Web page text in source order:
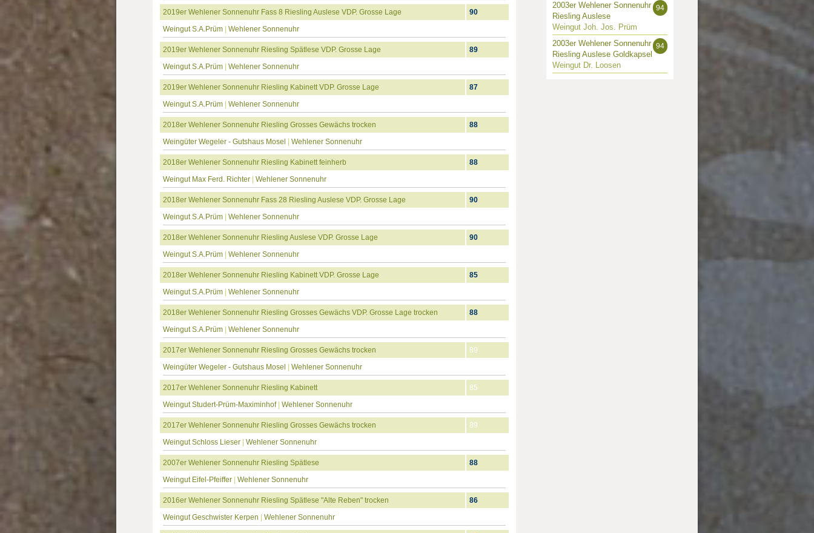
2019er Wehlener Sonnenuhr Fass 8 Riesling Auslese VDP. Grosse Lage
90
Weingut S.A.Prüm
Wehlener Sonnenuhr
2019er Wehlener Sonnenuhr Riesling Spätlese VDP. Grosse Lage
89
Weingut S.A.Prüm
Wehlener Sonnenuhr
2019er Wehlener Sonnenuhr Riesling Kabinett VDP. Grosse Lage
87
Weingut S.A.Prüm
Wehlener Sonnenuhr
2018er Wehlener Sonnenuhr Riesling Grosses Gewächs trocken
88
Weingüter Wegeler - Gutshaus Mosel
Wehlener Sonnenuhr
2018er Wehlener Sonnenuhr Riesling Kabinett feinherb
88
Weingut Max Ferd. Richter
Wehlener Sonnenuhr
2018er Wehlener Sonnenuhr Fass 28 Riesling Auslese VDP. Grosse Lage
90
Weingut S.A.Prüm
Wehlener Sonnenuhr
2018er Wehlener Sonnenuhr Riesling Auslese VDP. Grosse Lage
90
Weingut S.A.Prüm
Wehlener Sonnenuhr
2018er Wehlener Sonnenuhr Riesling Kabinett VDP. Grosse Lage
85
Weingut S.A.Prüm
Wehlener Sonnenuhr
2018er Wehlener Sonnenuhr Riesling Grosses Gewächs VDP. Grosse Lage trocken
88
Weingut S.A.Prüm
Wehlener Sonnenuhr
2017er Wehlener Sonnenuhr Riesling Grosses Gewächs trocken
89
Weingüter Wegeler - Gutshaus Mosel
Wehlener Sonnenuhr
2017er Wehlener Sonnenuhr Riesling Kabinett
85
Weingut Studert-Prüm-Maximinhof| Wehlener Sonnenuhr
2017er Wehlener Sonnenuhr Riesling Grosses Gewächs trocken
89
Weingut Schloss Lieser
Wehlener Sonnenuhr
2007er Wehlener Sonnenuhr Riesling Spätlese
88
Weingut Eifel-Pfeiffer
Wehlener Sonnenuhr
2016er Wehlener Sonnenuhr Riesling Spätlese "Alte Reben" trocken
86
Weingut Geschwister Kerpen
Wehlener Sonnenuhr
94
2003er Wehlener Sonnenuhr
Riesling Auslese
Weingut Joh. Jos. Prüm
94
2003er Wehlener Sonnenuhr
Riesling Auslese Goldkapsel
Weingut Dr. Loosen